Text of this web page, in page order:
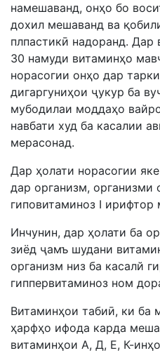
намешаванд, онҳо бо
дохил мешаванд ва
плпастикӣ надоранд. Дар
30 намуди витаминҳо
норасогии онҳо дар
дигаргуниҳои ҷукур ба
мубодилаи моддаҳо
навбати худ ба касалии
мерасонад.
Дар ҳолати норасогии
дар организм, организми
гиповитаминоз I ирифтор
Инчунин, дар ҳолати ба
зиёд ҷамъ шудани
организм низ ба касалй
гиппервитаминоз ном
Витаминҳои табиӣ, ки
ҳарфҳо ифода карда
витаминҳои А, Д, Е, К-